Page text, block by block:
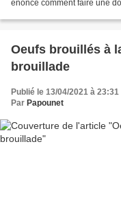
énoncé comment faire une
Oeufs brouillés à
brouillade
Publié le 13/04/2021 à 23:31
Par Papounet